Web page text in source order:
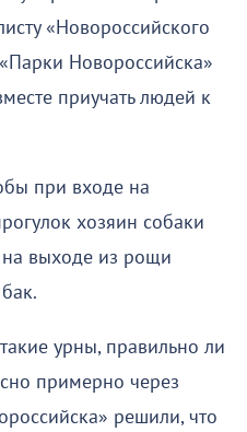
«Новороссийского
Новороссийска»
приучать людей к
при входе на
хозяин собаки
на выходе из рощи
урны, правильно ли
примерно через
решили, что